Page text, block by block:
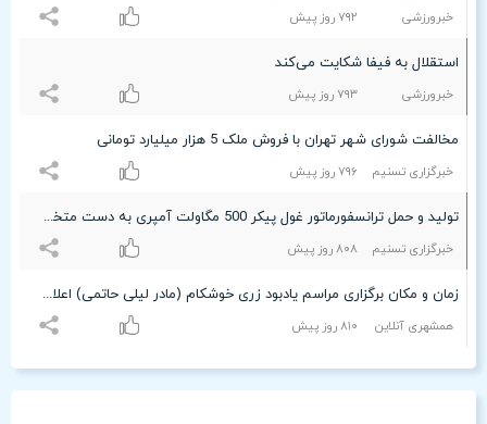
خبرورزشی ۷٩۲ روز پیش
استقلال به فیفا شکایت می‌کند
خبرورزشی ۷٩٣ روز پیش
مخالفت شورای شهر تهران با فروش ملک 5 هزار میلیارد تومانی
خبرگزاری تسنیم ۷٩۶ روز پیش
تولید و حمل ترانسفورماتور غول پیکر 500 مگاولت آمپری به دست متخصصین داخلی
خبرگزاری تسنیم ۸۰۸ روز پیش
زمان و مکان برگزاری مراسم یادبود زری خوشکام (مادر لیلی حاتمی) اعلام شد
همشهری آنلاین ۸۱۰ روز پیش